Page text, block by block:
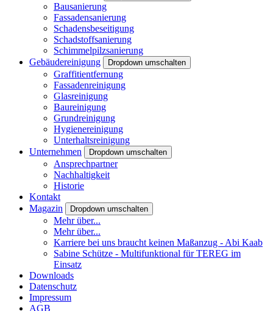
Bausanierung
Fassadensanierung
Schadensbeseitigung
Schadstoffsanierung
Schimmelpilzsanierung
Gebäudereinigung
Dropdown umschalten
Graffitientfernung
Fassadenreinigung
Glasreinigung
Baureinigung
Grundreinigung
Hygienereinigung
Unterhaltsreinigung
Unternehmen
Dropdown umschalten
Ansprechpartner
Nachhaltigkeit
Historie
Kontakt
Magazin
Dropdown umschalten
Mehr über...
Mehr über...
Karriere bei uns braucht keinen Maßanzug - Abi Kaab
Sabine Schütze - Multifunktional für TEREG im
Einsatz
Downloads
Datenschutz
Impressum
AGB